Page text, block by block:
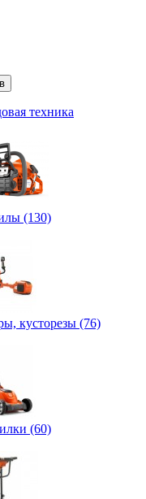
техника
(130)
кусторезы (76)
(60)